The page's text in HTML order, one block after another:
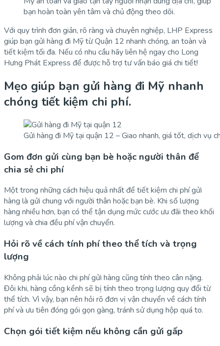
bạn hoàn toàn yên tâm và chủ động theo dõi.
Với quy trình đơn giản, rõ ràng và chuyên nghiệp, LHP Express
giúp bạn gửi hàng đi Mỹ từ Quận 12 nhanh chóng, an toàn và
tiết kiệm tối đa. Nếu có nhu cầu hãy liên hệ ngay cho Long
Hưng Phát Express để được hỗ trợ tư vấn báo giá chi tiết!
Mẹo giúp bạn gửi hàng đi Mỹ nhanh
chóng tiết kiệm chi phí.
Gửi hàng đi Mỹ tại quận 12 – Giao nhanh, giá tốt, dịch vụ
Gom đơn gửi cùng bạn bè hoặc người thân để
chia sẻ chi phí
Một trong những cách hiệu quả nhất để tiết kiệm chi phí gửi
hàng là gửi chung với người thân hoặc bạn bè. Khi số lượng
hàng nhiều hơn, bạn có thể tận dụng mức cước ưu đãi theo khối
lượng và chia đều phí vận chuyển.
Hỏi rõ về cách tính phí theo thể tích và trọng
lượng
Không phải lúc nào chi phí gửi hàng cũng tính theo cân nặng.
Đôi khi, hàng cồng kềnh sẽ bị tính theo trọng lượng quy đổi từ
thể tích. Vì vậy, bạn nên hỏi rõ đơn vị vận chuyển về cách tính
phí và ưu tiên đóng gói gọn gàng, tránh sử dụng hộp quá to.
Chọn gói tiết kiệm nếu không cần gửi gấp